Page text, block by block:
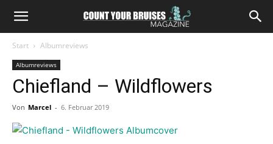
Start Albumreviews
Albumreviews
Chiefland – Wildflowers
Von Marcel - 6. Februar 2019